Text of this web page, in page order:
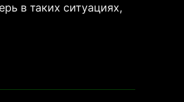
в таких ситуациях,